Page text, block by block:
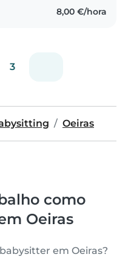
8,00 €/hora
3
Oeiras
como
Oeiras
em Oeiras?